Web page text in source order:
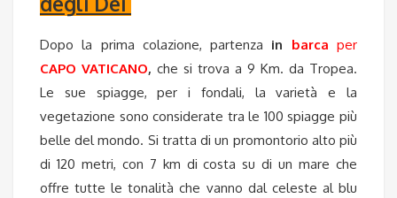
Dopo la prima colazione, partenza in barca per
CAPO VATICANO, che si trova a 9 Km. da Tropea.
Le sue spiagge, per i fondali, la varietà e la
vegetazione sono considerate tra le 100 spiagge più
belle del mondo. Si tratta di un promontorio alto più
di 120 metri, con 7 km di costa su di un mare che
offre tutte le tonalità che vanno dal celeste al blu